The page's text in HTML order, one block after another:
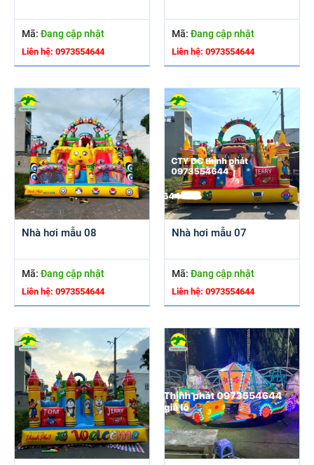
Mã: Đang cập nhật
Liên hệ: 0973554644
Mã: Đang cập nhật
Liên hệ: 0973554644
Nhà hơi mẫu 08
Mã: Đang cập nhật
Liên hệ: 0973554644
Nhà hơi mẫu 07
Mã: Đang cập nhật
Liên hệ: 0973554644